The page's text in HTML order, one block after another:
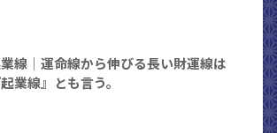
線｜運命線から伸びる長い財運線は
起業線』とも言う。